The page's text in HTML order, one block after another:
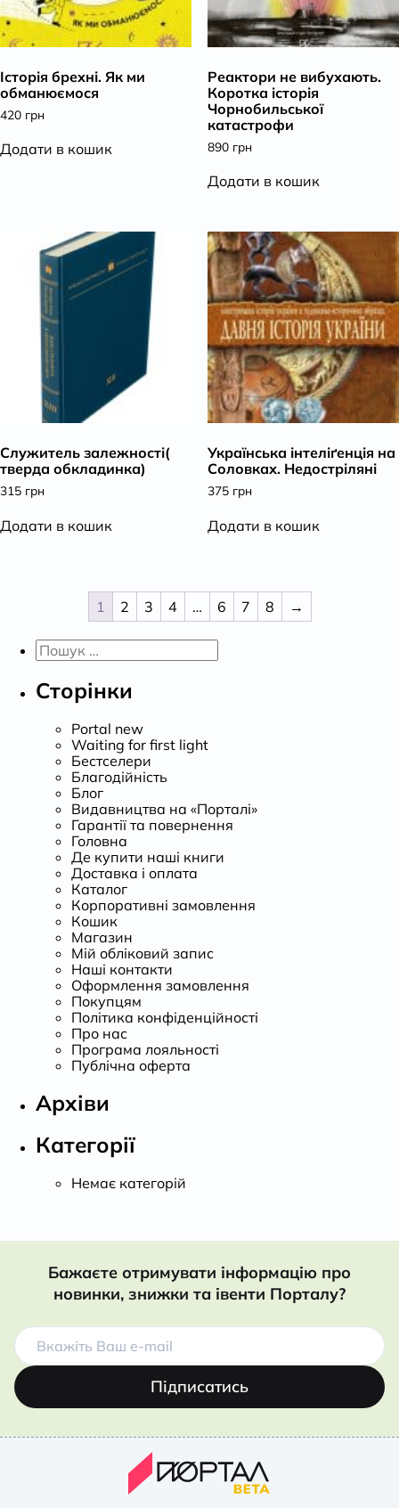
Історія брехні. Як ми
обманюємося
420 грн
Додати в кошик
Реактори не вибухають.
Коротка історія
Чорнобильської
катастрофи
890 грн
Додати в кошик
Служитель залежності(
тверда обкладинка)
315 грн
Додати в кошик
Українська інтеліґенція на
Соловках. Недостріляні
375 грн
Додати в кошик
1 2 3 4 … 6 7 8 →
Пошук:
Сторінки
Portal new
Waiting for first light
Бестселери
Благодійність
Блог
Видавництва на «Порталі»
Гарантії та повернення
Головна
Де купити наші книги
Доставка і оплата
Каталог
Корпоративні замовлення
Кошик
Магазин
Мій обліковий запис
Наші контакти
Оформлення замовлення
Покупцям
Політика конфіденційності
Про нас
Програма лояльності
Публічна оферта
Архіви
Категорії
Немає категорій
Бажаєте отримувати інформацію про
новинки, знижки та івенти Порталу?
Підписатись